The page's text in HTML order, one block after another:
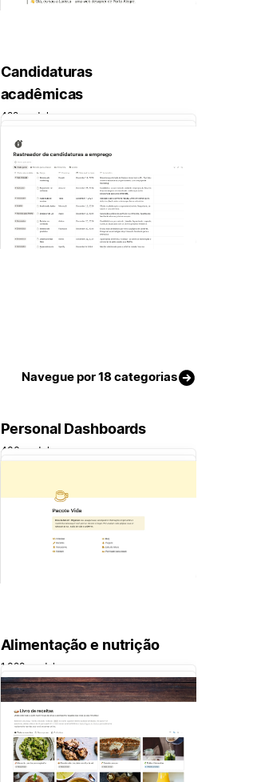
Candidaturas
acadêmicas
422 modelos
Navegue por 18 categorias
Personal Dashboards
436 modelos
Alimentação e nutrição
1.329 modelo